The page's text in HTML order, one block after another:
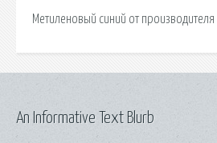
Метиленовый синий от
An Informative Text Blurb